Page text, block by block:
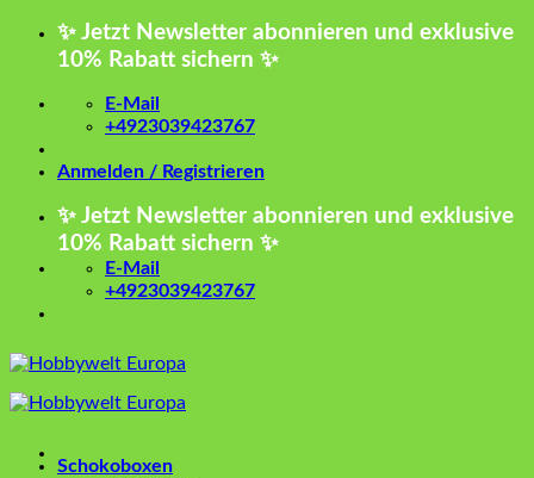
Zum
✨ Jetzt Newsletter abonnieren und exklusive
10% Rabatt sichern ✨
E-Mail
+4923039423767
Anmelden / Registrieren
✨ Jetzt Newsletter abonnieren und exklusive
10% Rabatt sichern ✨
E-Mail
+4923039423767
Schokoboxen